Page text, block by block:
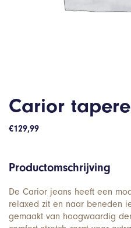
Carior
€129,99
Productomschrijving
De Carior jeans heeft een
relaxed zit en naar beneden
gemaakt van hoogwaardig